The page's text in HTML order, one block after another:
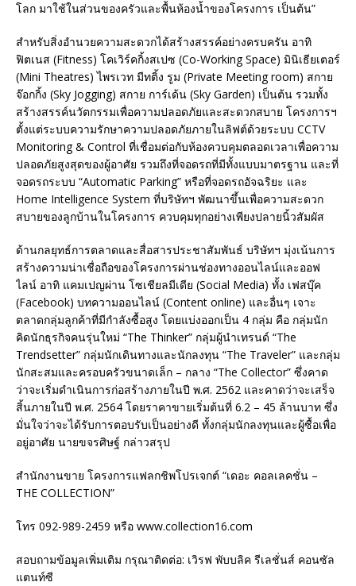
โลก มาใช้ในส่วนของครัวและพื้นห้องน้ำของโครงการ เป็นต้น”
สำหรับสิ่งอำนวยความสะดวกได้สร้างสรรค์อย่างครบครัน อาทิ
ฟิตเนส (Fitness) โคเวิร์คกิ้งสเปซ (Co-Working Space) มินิเธียเตอร์
(Mini Theatres) ไพรเวท มีทติ้ง รูม (Private Meeting room) สกาย
จ๊อกกิ้ง (Sky Jogging) สกาย การ์เด้น (Sky Garden) เป็นต้น รวมทั้ง
สร้างสรรค์นวัตกรรมเพื่อความปลอดภัยและสะดวกสบาย โครงการฯ
ตั้งแต่ระบบความรักษาความปลอดภัยภายในลิฟต์ด้วยระบบ CCTV
Monitoring & Control ที่เชื่อมต่อกับห้องควบคุมตลอดเวลาเพื่อความ
ปลอดภัยสูงสุดของผู้อาศัย รวมถึงที่จอดรถที่มีทั้งแบบมาตรฐาน และที่
จอดรถระบบ “Automatic Parking” หรือที่จอดรถอัจฉริยะ และ
Home Intelligence System ที่บริษัทฯ พัฒนาขึ้นเพื่อความสะดวก
สบายของลูกบ้านในโครงการ ควบคุมทุกอย่างเพียงปลายนิ้วสัมผัส
ด้านกลยุทธ์การตลาดและสื่อสารประชาสัมพันธ์ บริษัทฯ มุ่งเน้นการ
สร้างความน่าเชื่อถือของโครงการผ่านช่องทางออนไลน์และออฟ
ไลน์ อาทิ แคมเปญผ่าน โซเชียลมีเดีย (Social Media) ทั้ง เฟสบุ๊ค
(Facebook) บทความออนไลน์ (Content online) และอื่นๆ เจาะ
ตลาดกลุ่มลูกค้าที่มีกำลังซื้อสูง โดยแบ่งออกเป็น 4 กลุ่ม คือ กลุ่มนัก
คิดนักธุรกิจคนรุ่นใหม่ “The Thinker” กลุ่มผู้นำเทรนด์ “The
Trendsetter” กลุ่มนักเดินทางและนักลงทุน “The Traveler” และกลุ่ม
นักสะสมและครอบครัวขนาดเล็ก – กลาง “The Collector” ซึ่งคาด
ว่าจะเริ่มดำเนินการก่อสร้างภายในปี พ.ศ. 2562 และคาดว่าจะเสร็จ
สิ้นภายในปี พ.ศ. 2564 โดยราคาขายเริ่มต้นที่ 6.2 – 45 ล้านบาท ซึ่ง
มั่นใจว่าจะได้รับการตอบรับเป็นอย่างดี ทั้งกลุ่มนักลงทุนและผู้ซื้อเพื่อ
อยู่อาศัย นายขจรศิษฐ์ กล่าวสรุป
สำนักงานขาย โครงการแฟลกชิพโปรเจกต์ “เดอะ คอลเลคชั่น –
THE COLLECTION”
โทร 092-989-2459 หรือ www.collection16.com
สอบถามข้อมูลเพิ่มเติม กรุณาติดต่อ: เวิรฟ พับบลิค รีเลชั่นส์ คอนซัล
แตนท์ซี